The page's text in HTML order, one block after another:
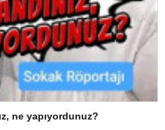
ne yapıyordunuz?